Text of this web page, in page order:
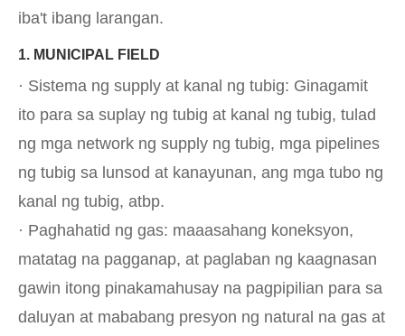
iba't ibang larangan.
1. MUNICIPAL FIELD
· Sistema ng supply at kanal ng tubig: Ginagamit
ito para sa suplay ng tubig at kanal ng tubig, tulad
ng mga network ng supply ng tubig, mga pipelines
ng tubig sa lunsod at kanayunan, ang mga tubo ng
kanal ng tubig, atbp.
· Paghahatid ng gas: maaasahang koneksyon,
matatag na pagganap, at paglaban ng kaagnasan
gawin itong pinakamahusay na pagpipilian para sa
daluyan at mababang presyon ng natural na gas at